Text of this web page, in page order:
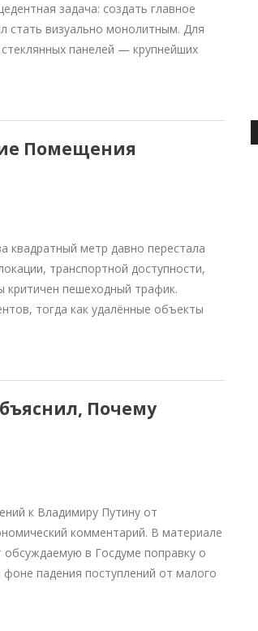
задача: создать главное
стать визуально монолитным. Для
панелей — крупнейших
Помещения
квадратный метр давно перестала
транспортной доступности,
критичен пешеходный трафик.
тогда как удалённые объекты
Почему
к Владимиру Путину от
комментарий. В материале
в Госдуме поправку о
падения поступлений от малого